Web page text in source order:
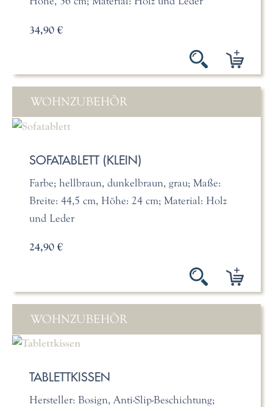
34,90 €
WOHNZUBEHÖR
SOFATABLETT (KLEIN)
Farbe; hellbraun, dunkelbraun, grau; Maße:
Breite: 44,5 cm, Höhe: 24 cm; Material: Holz
und Leder
24,90 €
WOHNZUBEHÖR
TABLETTKISSEN
Hersteller: Bosign, Anti-Slip-Beschichtung;